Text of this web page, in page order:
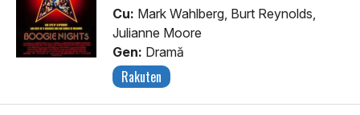
Cu: Mark Wahlberg, Burt Reynolds,
Julianne Moore
Gen: Dramă
Rakuten